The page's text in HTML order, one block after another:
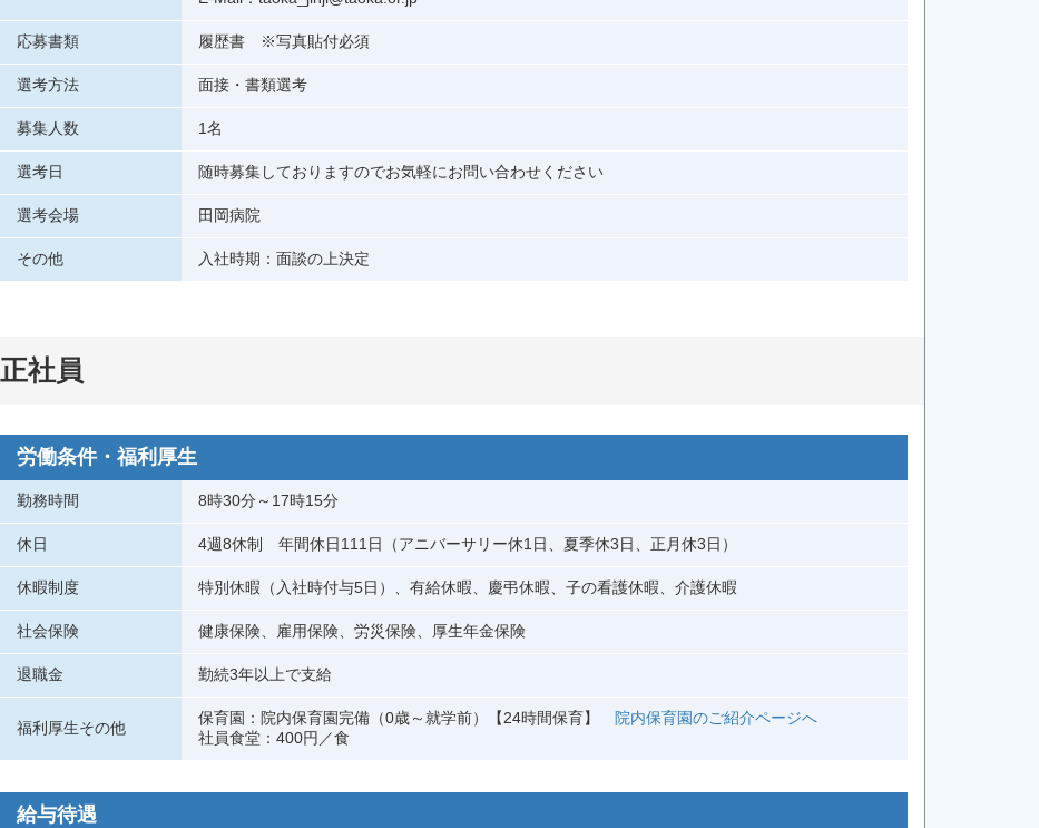
応募書類 履歴書 ※写真貼付必須
選考方法 面接・書類選考
募集人数 1名
選考日 随時募集しておりますのでお気軽にお問い合わせください
選考会場 田岡病院
その他 入社時期：面談の上決定
正社員
労働条件・福利厚生
勤務時間 8時30分～17時15分
休日 4週8休制 年間休日111日（アニバーサリー休1日、夏季休3日、正月休3日）
休暇制度 特別休暇（入社時付与5日）、有給休暇、慶弔休暇、子の看護休暇、介護休暇
社会保険 健康保険、雇用保険、労災保険、厚生年金保険
退職金 勤続3年以上で支給
福利厚生その他
保育園：院内保育園完備（0歳～就学前）【24時間保育】
院内保育園のご紹介ページへ
社員食堂：400円／食
給与待遇